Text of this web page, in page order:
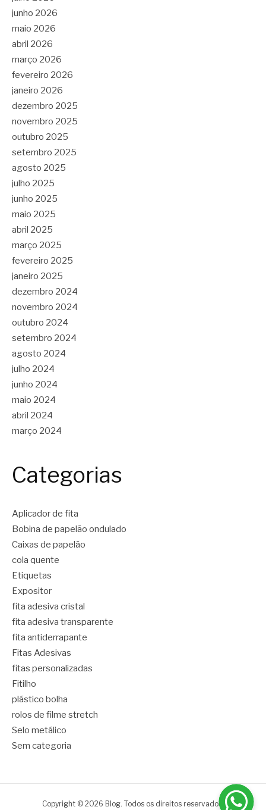
junho 2026
maio 2026
abril 2026
março 2026
fevereiro 2026
janeiro 2026
dezembro 2025
novembro 2025
outubro 2025
setembro 2025
agosto 2025
julho 2025
junho 2025
maio 2025
abril 2025
março 2025
fevereiro 2025
janeiro 2025
dezembro 2024
novembro 2024
outubro 2024
setembro 2024
agosto 2024
julho 2024
junho 2024
maio 2024
abril 2024
março 2024
Categorias
Aplicador de fita
Bobina de papelão ondulado
Caixas de papelão
cola quente
Etiquetas
Expositor
fita adesiva cristal
fita adesiva transparente
fita antiderrapante
Fitas Adesivas
fitas personalizadas
Fitilho
plástico bolha
rolos de filme stretch
Selo metálico
Sem categoria
Copyright © 2026 Blog. Todos os direitos reservados.